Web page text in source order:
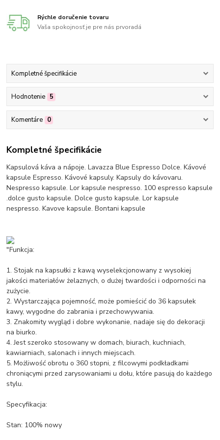
Rýchle doručenie tovaru
Vaša spokojnosť je pre nás prvoradá
Kompletné špecifikácie
Hodnotenie 5
Komentáre 0
Kompletné špecifikácie
Kapsulová káva a nápoje. Lavazza Blue Espresso Dolce. Kávové
kapsule Espresso. Kávové kapsuly. Kapsuly do kávovaru.
Nespresso kapsule. Lor kapsule nespresso. 100 espresso kapsule
.dolce gusto kapsule. Dolce gusto kapsule. Lor kapsule
nespresso. Kavove kapsule. Bontani kapsule
"Funkcja:
1. Stojak na kapsułki z kawą wyselekcjonowany z wysokiej
jakości materiałów żelaznych, o dużej twardości i odporności na
zużycie.
2. Wystarczająca pojemność, może pomieścić do 36 kapsułek
kawy, wygodne do zabrania i przechowywania.
3. Znakomity wygląd i dobre wykonanie, nadaje się do dekoracji
na biurko.
4. Jest szeroko stosowany w domach, biurach, kuchniach,
kawiarniach, salonach i innych miejscach.
5. Możliwość obrotu o 360 stopni, z filcowymi podkładkami
chroniącymi przed zarysowaniami u dołu, które pasują do każdego
stylu.
Specyfikacja:
Stan: 100% nowy